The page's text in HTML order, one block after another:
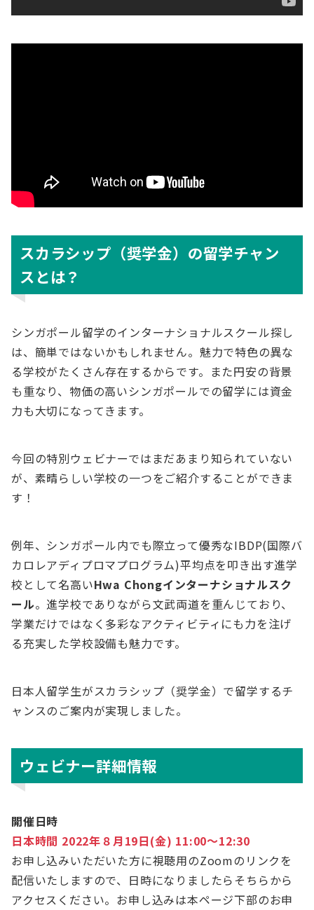
スカラシップ（奨学金）の留学チャン
スとは？
シンガポール留学のインターナショナルスクール探し
は、簡単ではないかもしれません。魅力で特色の異な
る学校がたくさん存在するからです。また円安の背景
も重なり、物価の高いシンガポールでの留学には資金
力も大切になってきます。
今回の特別ウェビナーではまだあまり知られていない
が、素晴らしい学校の一つをご紹介することができま
す！
例年、シンガポール内でも際立って優秀なIBDP(国際バ
カロレアディプロマプログラム)平均点を叩き出す進学
校として名高いHwa Chongインターナショナルスク
ール。進学校でありながら文武両道を重んじており、
学業だけではなく多彩なアクティビティにも力を注げ
る充実した学校設備も魅力です。
日本人留学生がスカラシップ（奨学金）で留学するチ
ャンスのご案内が実現しました。
ウェビナー詳細情報
開催日時
日本時間 2022年８月19日(金) 11:00～12:30
お申し込みいただいた方に視聴用のZoomのリンクを
配信いたしますので、日時になりましたらそちらから
アクセスください。お申し込みは本ページ下部のお申